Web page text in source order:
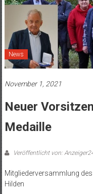
News
November 1, 2021
Neuer
Medaille
Veröffentlicht von:
Mitgliederversammlung
Hilden